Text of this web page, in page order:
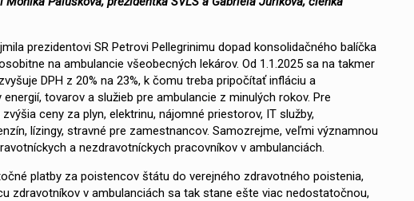
prezidentovi SR Petrovi Pellegrinimu dopad konsolidačného balíčka
na ambulancie všeobecných lekárov. Od 1.1.2025 sa na takmer
DPH z 20% na 23%, k čomu treba pripočítať infláciu a
tovarov a služieb pre ambulancie z minulých rokov. Pre
ceny za plyn, elektrinu, nájomné priestorov, IT služby,
lízingy, stravné pre zamestnancov. Samozrejme, veľmi významnou
a nezdravotníckych pracovníkov v ambulanciách.
platby za poistencov štátu do verejného zdravotného poistenia,
zdravotníkov v ambulanciách sa tak stane ešte viac nedostatočnou,